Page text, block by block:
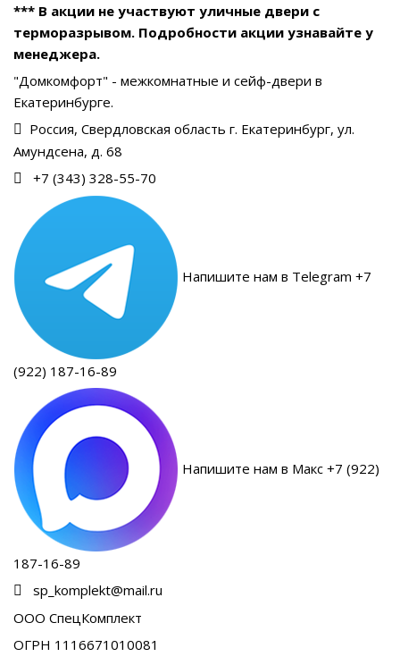
*** В акции не участвуют уличные двери с
терморазрывом. Подробности акции узнавайте у
менеджера.
"Домкомфорт" - межкомнатные и сейф-двери в
Екатеринбурге.
Россия, Свердловская область г. Екатеринбург, ул.
Амундсена, д. 68
+7 (343) 328-55-70
Напишите нам в Telegram +7
(922) 187-16-89
Напишите нам в Макс +7 (922)
187-16-89
sp_komplekt@mail.ru
ООО СпецКомплект
ОГРН 1116671010081